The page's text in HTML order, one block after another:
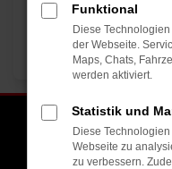
Wählen
Funktional
Diese
der Webseite.
Maps, Chats,
werden aktiviert.
Statistik und
Diese
Webseite zu
zu verbessern.